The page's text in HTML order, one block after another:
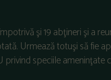
şi 19 abţineri şi a
Urmează totuşi să fie
privind speciile ameninţate